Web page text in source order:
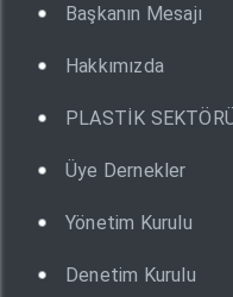
Başkanın Mesajı
Hakkımızda
PLASTİK
Üye Dernekler
Yönetim Kurulu
Denetim Kurulu